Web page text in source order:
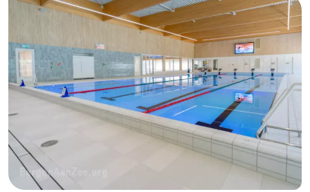
les
enfants
Noordhollands
duinreservaat
Passer
nuit
Appartements
-
De